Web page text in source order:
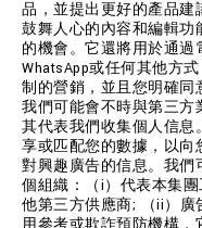
品，並提出更好的產品建
鼓舞人心的內容和編輯
的機會。它還將用於通過
WhatsApp或任何其他方
制的營銷，並且您明確同
我們可能會不時與第三
其代表我們收集個人信
享或匹配您的數據，以
對興趣廣告的信息。我們
個組織：（i）代表本集
他第三方供應商; （ii）